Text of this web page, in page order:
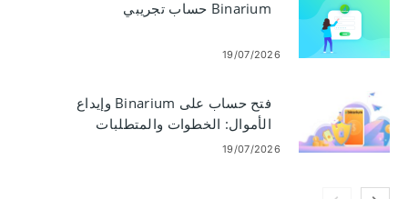
Binarium حساب تجريبي
19/07/2026
فتح حساب على Binarium وإيداع
الأموال: الخطوات والمتطلبات
19/07/2026